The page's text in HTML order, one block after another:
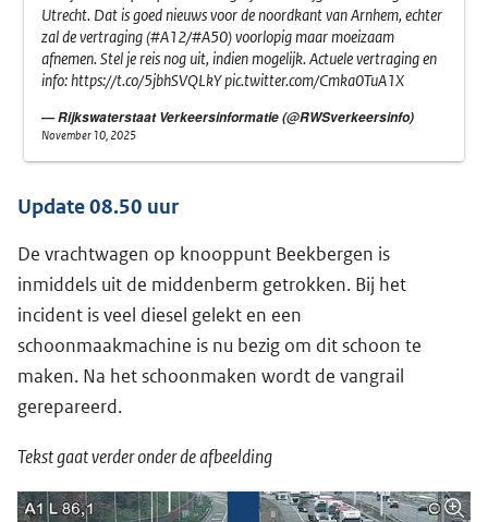
Utrecht. Dat is goed nieuws voor de noordkant van Arnhem, echter
zal de vertraging (#A12/#A50) voorlopig maar moeizaam
afnemen. Stel je reis nog uit, indien mogelijk. Actuele vertraging en
info:https://t.co/5jbhSVQLkYpic.twitter.com/Cmka0TuA1X
— Rijkswaterstaat Verkeersinformatie (@RWSverkeersinfo)
November 10, 2025
Update 08.50 uur
De vrachtwagen op knooppunt Beekbergen is
inmiddels uit de middenberm getrokken. Bij het
incident is veel diesel gelekt en een
schoonmaakmachine is nu bezig om dit schoon te
maken. Na het schoonmaken wordt de vangrail
gerepareerd.
Tekst gaat verder onder de afbeelding